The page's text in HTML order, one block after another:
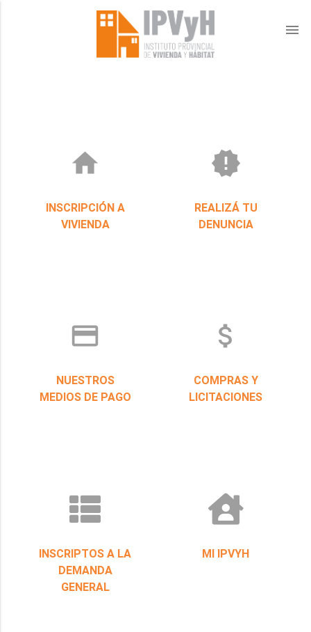
menu
home
INSCRIPCIÓN A
VIVIENDA
new_releases
REALIZÁ TU
DENUNCIA
credit_card
NUESTROS
MEDIOS DE PAGO
attach_money
COMPRAS Y
LICITACIONES
INSCRIPTOS A LA
DEMANDA
GENERAL
MI IPVYH